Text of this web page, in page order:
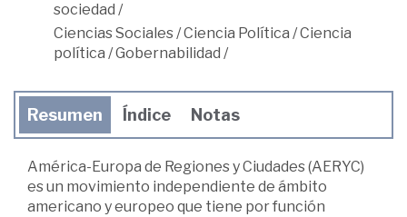
sociedad /
Ciencias Sociales/Ciencia Política /Ciencia
política /Gobernabilidad /
Resumen Índice Notas
América-Europa de Regiones y Ciudades (AERYC)
es un movimiento independiente de ámbito
americano y europeo que tiene por función